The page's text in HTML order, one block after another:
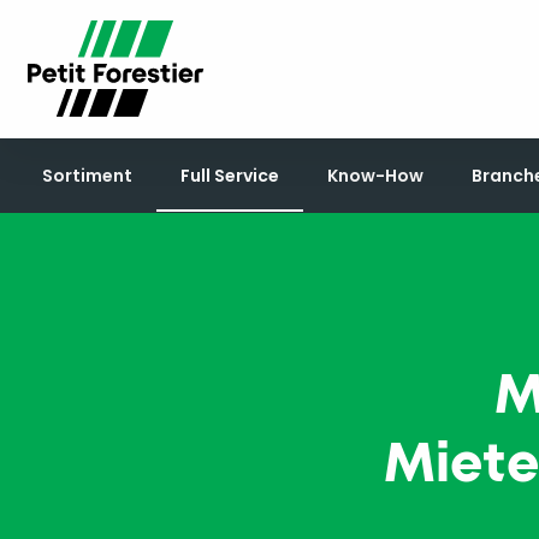
Sortiment Full Service Know-How